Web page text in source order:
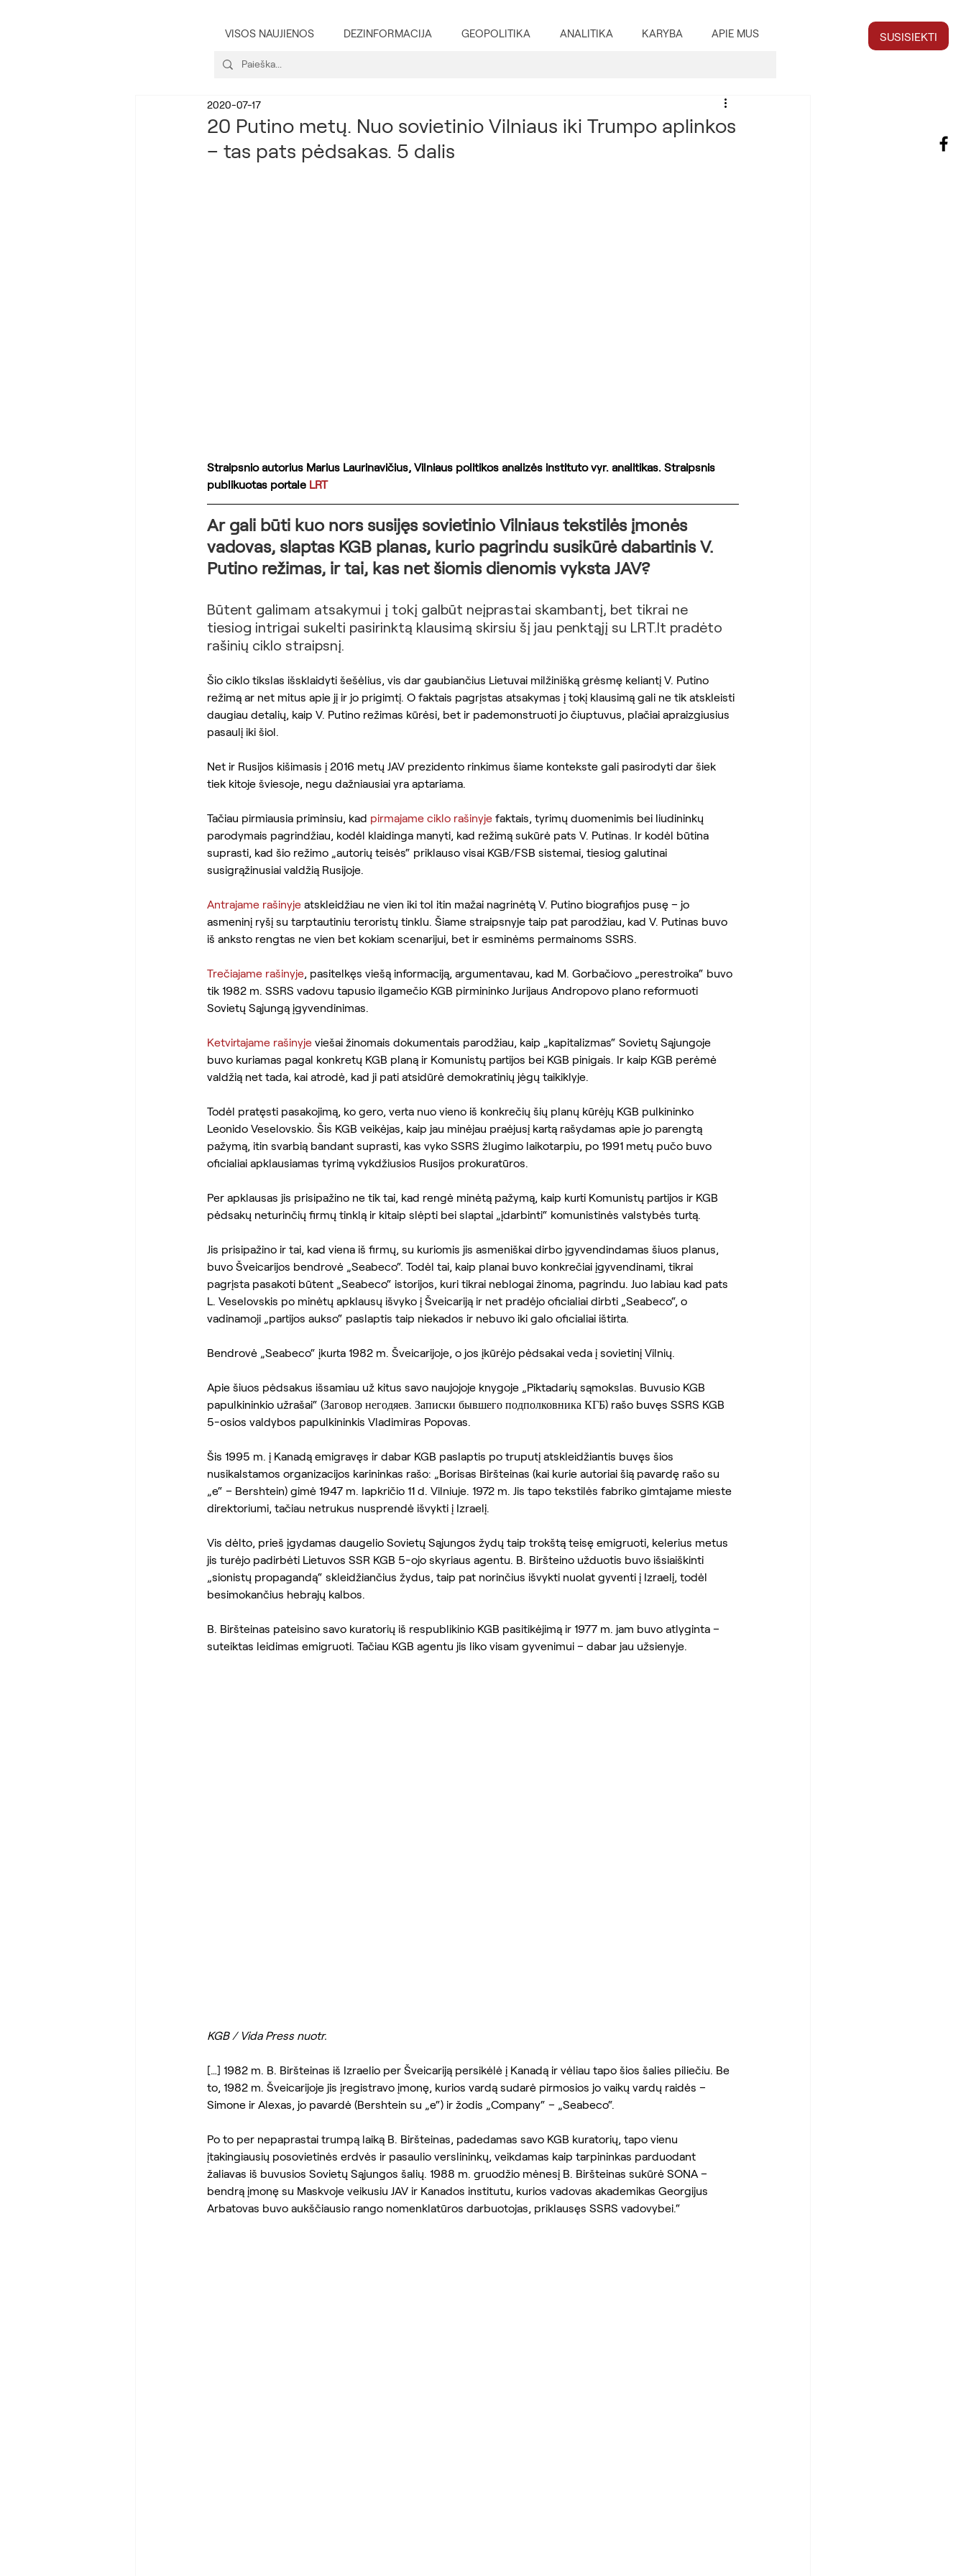
VISOS NAUJIENOS DEZINFORMACIJA GEOPOLITIKA ANALITIKA KARYBA APIE MUS SUSISIEKTI
20 Putino metų. Nuo sovietinio Vilniaus iki Trumpo aplinkos
– tas pats pėdsakas. 5 dalis
2020-07-17
Straipsnio autorius Marius Laurinavičius, Vilniaus politikos analizės instituto vyr. analitikas. Straipsnis
publikuotas portale LRT
Ar gali būti kuo nors susijęs sovietinio Vilniaus tekstilės įmonės
vadovas, slaptas KGB planas, kurio pagrindu susikūrė dabartinis V.
Putino režimas, ir tai, kas net šiomis dienomis vyksta JAV?
Būtent galimam atsakymui į tokį galbūt neįprastai skambantį, bet tikrai ne
tiesiog intrigai sukelti pasirinktą klausimą skirsiu šį jau penktąjį su LRT.lt pradėto
rašinių ciklo straipsnį.
Šio ciklo tikslas išsklaidyti šešėlius, vis dar gaubiančius Lietuvai milžinišką grėsmę keliantį V. Putino
režimą ar net mitus apie jį ir jo prigimtį. O faktais pagrįstas atsakymas į tokį klausimą gali ne tik atskleisti
daugiau detalių, kaip V. Putino režimas kūrėsi, bet ir pademonstruoti jo čiuptuvus, plačiai apraizgiusius
pasaulį iki šiol.
Net ir Rusijos kišimasis į 2016 metų JAV prezidento rinkimus šiame kontekste gali pasirodyti dar šiek
tiek kitoje šviesoje, negu dažniausiai yra aptariama.
Tačiau pirmiausia priminsiu, kad pirmajame ciklo rašinyje faktais, tyrimų duomenimis bei liudininkų
parodymais pagrindžiau, kodėl klaidinga manyti, kad režimą sukūrė pats V. Putinas. Ir kodėl būtina
suprasti, kad šio režimo „autorių teisės“ priklauso visai KGB/FSB sistemai, tiesiog galutinai
susigrąžinusiai valdžią Rusijoje.
Antrajame rašinyje atskleidžiau ne vien iki tol itin mažai nagrinėtą V. Putino biografijos pusę – jo
asmeninį ryšį su tarptautiniu teroristų tinklu. Šiame straipsnyje taip pat parodžiau, kad V. Putinas buvo
iš anksto rengtas ne vien bet kokiam scenarijui, bet ir esminėms permainoms SSRS.
Trečiajame rašinyje, pasitelkęs viešą informaciją, argumentavau, kad M. Gorbačiovo „perestroika“ buvo
tik 1982 m. SSRS vadovu tapusio ilgamečio KGB pirmininko Jurijaus Andropovo plano reformuoti
Sovietų Sąjungą įgyvendinimas.
Ketvirtajame rašinyje viešai žinomais dokumentais parodžiau, kaip „kapitalizmas“ Sovietų Sąjungoje
buvo kuriamas pagal konkretų KGB planą ir Komunistų partijos bei KGB pinigais. Ir kaip KGB perėmė
valdžią net tada, kai atrodė, kad ji pati atsidūrė demokratinių jėgų taikiklyje.
Todėl pratęsti pasakojimą, ko gero, verta nuo vieno iš konkrečių šių planų kūrėjų KGB pulkininko
Leonido Veselovskio. Šis KGB veikėjas, kaip jau minėjau praėjusį kartą rašydamas apie jo parengtą
pažymą, itin svarbią bandant suprasti, kas vyko SSRS žlugimo laikotarpiu, po 1991 metų pučo buvo
oficialiai apklausiamas tyrimą vykdžiusios Rusijos prokuratūros.
Per apklausas jis prisipažino ne tik tai, kad rengė minėtą pažymą, kaip kurti Komunistų partijos ir KGB
pėdsakų neturinčių firmų tinklą ir kitaip slėpti bei slaptai „įdarbinti“ komunistinės valstybės turtą.
Jis prisipažino ir tai, kad viena iš firmų, su kuriomis jis asmeniškai dirbo įgyvendindamas šiuos planus,
buvo Šveicarijos bendrovė „Seabeco“. Todėl tai, kaip planai buvo konkrečiai įgyvendinami, tikrai
pagrįsta pasakoti būtent „Seabeco“ istorijos, kuri tikrai neblogai žinoma, pagrindu. Juo labiau kad pats
L. Veselovskis po minėtų apklausų išvyko į Šveicariją ir net pradėjo oficialiai dirbti „Seabeco“, o
vadinamoji „partijos aukso“ paslaptis taip niekados ir nebuvo iki galo oficialiai ištirta.
Bendrovė „Seabeco“ įkurta 1982 m. Šveicarijoje, o jos įkūrėjo pėdsakai veda į sovietinį Vilnių.
Apie šiuos pėdsakus išsamiau už kitus savo naujojoje knygoje „Piktadarių sąmokslas. Buvusio KGB
papulkininkio užrašai“ (Заговор негодяев. Записки бывшего подполковника КГБ) rašo buvęs SSRS KGB
5-osios valdybos papulkininkis Vladimiras Popovas.
Šis 1995 m. į Kanadą emigravęs ir dabar KGB paslaptis po truputį atskleidžiantis buvęs šios
nusikalstamos organizacijos karininkas rašo: „Borisas Biršteinas (kai kurie autoriai šią pavardę rašo su
„e“ – Bershtein) gimė 1947 m. lapkričio 11 d. Vilniuje. 1972 m. Jis tapo tekstilės fabriko gimtajame mieste
direktoriumi, tačiau netrukus nusprendė išvykti į Izraelį.
Vis dėlto, prieš įgydamas daugelio Sovietų Sąjungos žydų taip trokštą teisę emigruoti, kelerius metus
jis turėjo padirbėti Lietuvos SSR KGB 5-ojo skyriaus agentu. B. Biršteino užduotis buvo išsiaiškinti
„sionistų propagandą“ skleidžiančius žydus, taip pat norinčius išvykti nuolat gyventi į Izraelį, todėl
besimokančius hebrajų kalbos.
B. Biršteinas pateisino savo kuratorių iš respublikinio KGB pasitikėjimą ir 1977 m. jam buvo atlyginta –
suteiktas leidimas emigruoti. Tačiau KGB agentu jis liko visam gyvenimui – dabar jau užsienyje.
KGB / Vida Press nuotr.
[…] 1982 m. B. Biršteinas iš Izraelio per Šveicariją persikėlė į Kanadą ir vėliau tapo šios šalies piliečiu. Be
to, 1982 m. Šveicarijoje jis įregistravo įmonę, kurios vardą sudarė pirmosios jo vaikų vardų raidės –
Simone ir Alexas, jo pavardė (Bershtein su „e“) ir žodis „Company“ – „Seabeco“.
Po to per nepaprastai trumpą laiką B. Biršteinas, padedamas savo KGB kuratorių, tapo vienu
įtakingiausių posovietinės erdvės ir pasaulio verslininkų, veikdamas kaip tarpininkas parduodant
žaliavas iš buvusios Sovietų Sąjungos šalių. 1988 m. gruodžio mėnesį B. Biršteinas sukūrė SONA –
bendrą įmonę su Maskvoje veikusiu JAV ir Kanados institutu, kurios vadovas akademikas Georgijus
Arbatovas buvo aukščiausio rango nomenklatūros darbuotojas, priklausęs SSRS vadovybei.“